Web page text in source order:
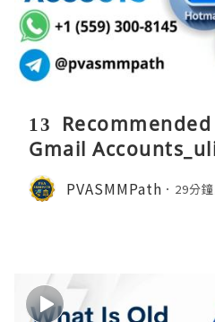
13
Gmail
PVASMMPath 29分